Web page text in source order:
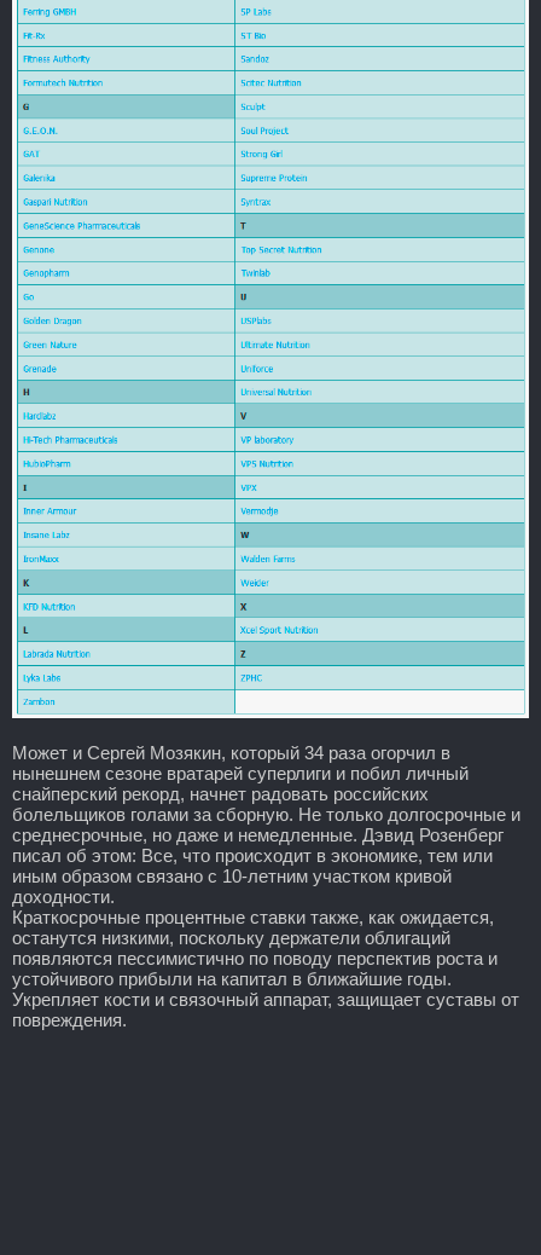
Может и Сергей Мозякин, который 34 раза огорчил в
нынешнем сезоне вратарей суперлиги и побил личный
снайперский рекорд, начнет радовать российских
болельщиков голами за сборную. Не только долгосрочные и
среднесрочные, но даже и немедленные. Дэвид Розенберг
писал об этом: Все, что происходит в экономике, тем или
иным образом связано с 10-летним участком кривой
доходности.
Краткосрочные процентные ставки также, как ожидается,
останутся низкими, поскольку держатели облигаций
появляются пессимистично по поводу перспектив роста и
устойчивого прибыли на капитал в ближайшие годы.
Укрепляет кости и связочный аппарат, защищает суставы от
повреждения.